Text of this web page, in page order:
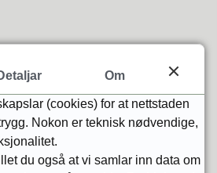
Låne
Om
(cookies) for at nettstaden
Nokon er teknisk nødvendige,
du også at vi samlar inn data om